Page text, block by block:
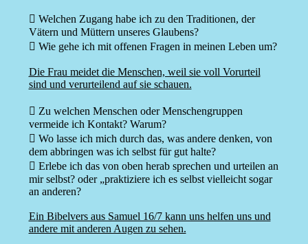
 Welchen Zugang habe ich zu den Traditionen, der
Vätern und Müttern unseres Glaubens?
 Wie gehe ich mit offenen Fragen in meinen Leben um?
Die Frau meidet die Menschen, weil sie voll Vorurteil
sind und verurteilend auf sie schauen.
 Zu welchen Menschen oder Menschengruppen
vermeide ich Kontakt? Warum?
 Wo lasse ich mich durch das, was andere denken, von
dem abbringen was ich selbst für gut halte?
 Erlebe ich das von oben herab sprechen und urteilen an
mir selbst? oder „praktiziere ich es selbst vielleicht sogar
an anderen?
Ein Bibelvers aus Samuel 16/7 kann uns helfen uns und
andere mit anderen Augen zu sehen.